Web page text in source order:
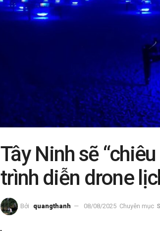
Tây Ninh sẽ
trình diễn drone
Bởi quangthanh 08/08/2025 Chuyên mục